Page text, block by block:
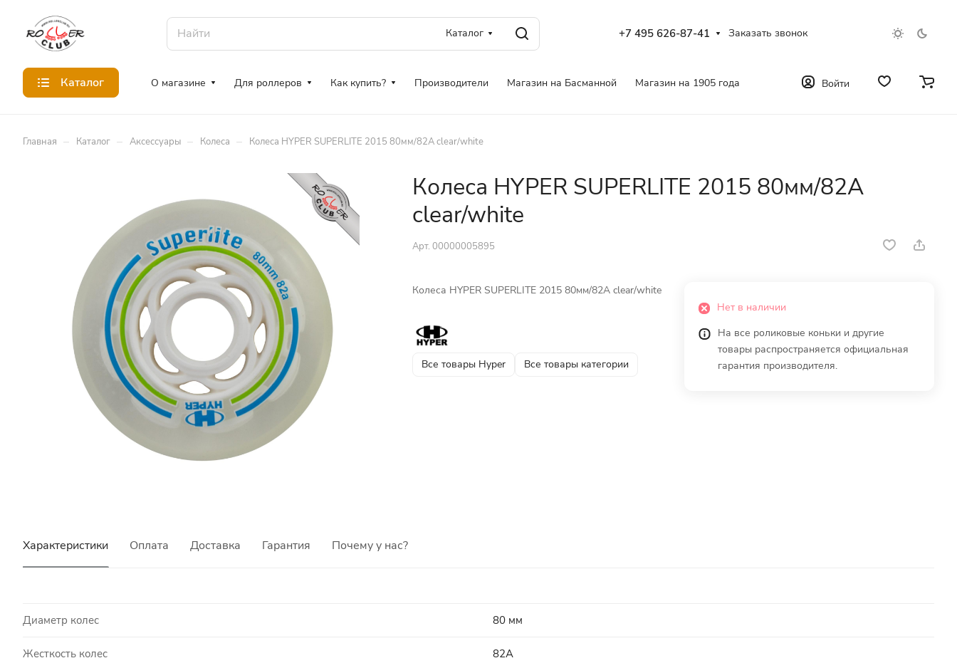
Каталог +7 495 626-87-41 Заказать звонок
Каталог О магазине Для роллеров Как купить? Производители Магазин на Басманной Магазин на 1905 года Войти
Главная – Каталог – Аксессуары – Колеса – Колеса HYPER SUPERLITE 2015 80мм/82A clear/white
Колеса HYPER SUPERLITE 2015 80мм/82A
clear/white
Арт. 00000005895
Колеса HYPER SUPERLITE 2015 80мм/82A clear/white
Все товары Hyper Все товары категории
Нет в наличии
На все роликовые коньки и другие
товары распространяется официальная
гарантия производителя.
Характеристики Оплата Доставка Гарантия Почему у нас?
Диаметр колес 80 мм
Жесткость колес 82A